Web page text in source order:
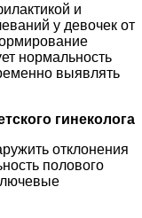
и
у девочек от
нормальность
выявлять
гинеколога
отклонения
полового